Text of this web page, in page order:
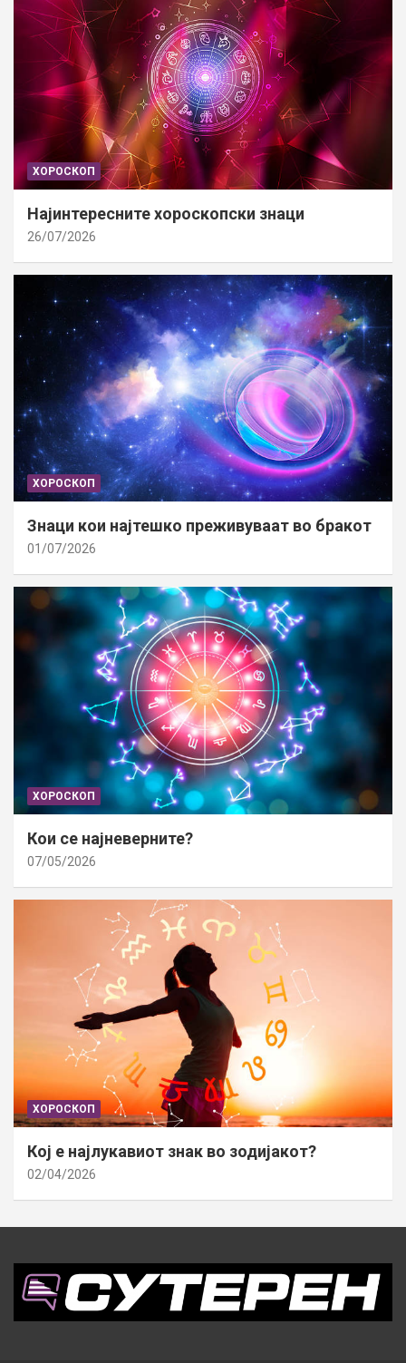
ХОРОСКОП
Најинтересните хороскопски знаци
26/07/2026
ХОРОСКОП
Знаци кои најтешко преживуваат во бракот
01/07/2026
ХОРОСКОП
Кои се најневерните?
07/05/2026
ХОРОСКОП
Кој е најлукавиот знак во зодијакот?
02/04/2026